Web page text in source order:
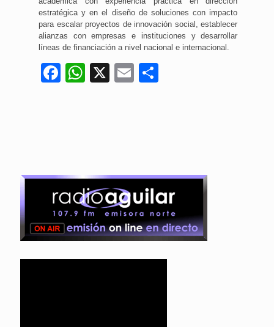
estratégica y en el diseño de soluciones con impacto
para escalar proyectos de innovación social, establecer
alianzas con empresas e instituciones y desarrollar
líneas de financiación a nivel nacional e internacional.
Facebook
WhatsApp
X Email